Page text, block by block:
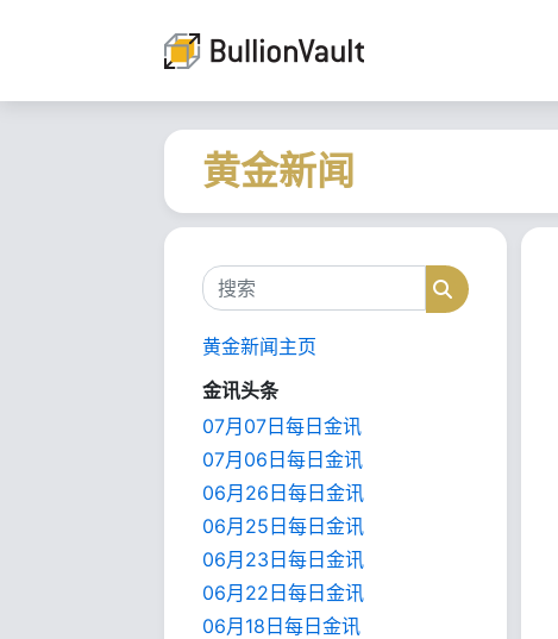
黄金新闻
搜索 搜索
黄金新闻主页
金讯头条
07月07日每日金讯
07月06日每日金讯
06月26日每日金讯
06月25日每日金讯
06月23日每日金讯
06月22日每日金讯
06月18日每日金讯